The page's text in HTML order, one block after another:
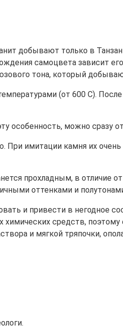
добывают только в
самоцвета зависит
тона, который
(от 600 С).
особенность, можно сразу
имитации камня их
прохладным, в отличие
оттенками и
и привести в негодное
химических средств,
и мягкой тряпочки,